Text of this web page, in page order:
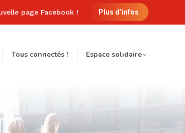
page Facebook ! Plus d’infos
Tous connectés ! Espace solidaire